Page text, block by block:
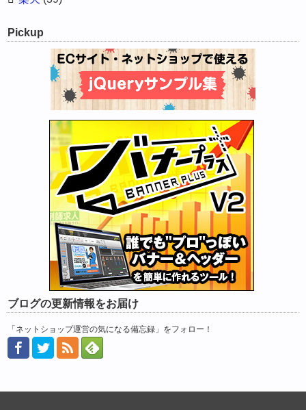
Pickup
ブログの更新情報をお届け
「ネットショップ運営の気になる備忘録」をフォロー！